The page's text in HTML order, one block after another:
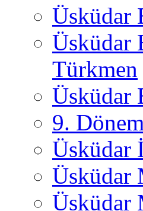
Üsküdar
Üsküdar
Türkmen
Üsküdar
9.
Üsküdar
Üsküdar
Üsküdar